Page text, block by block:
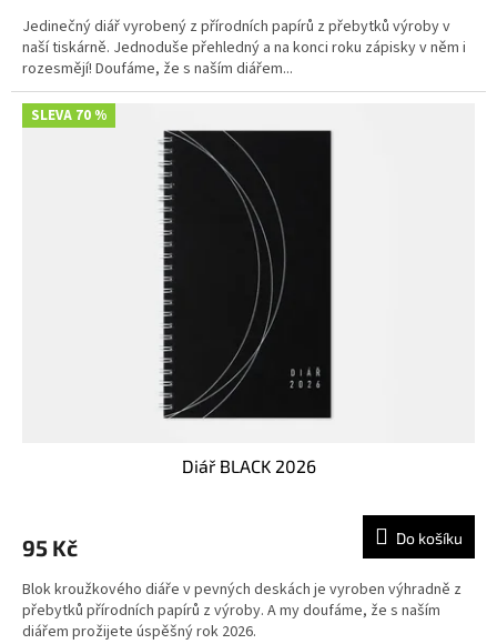
Jedinečný diář vyrobený z přírodních papírů z přebytků výroby v
naší tiskárně. Jednoduše přehledný a na konci roku zápisky v něm i
rozesmějí! Doufáme, že s naším diářem...
SLEVA 70 %
Diář BLACK 2026
95 Kč Do košíku
Blok kroužkového diáře v pevných deskách je vyroben výhradně z
přebytků přírodních papírů z výroby. A my doufáme, že s naším
diářem prožijete úspěšný rok 2026.